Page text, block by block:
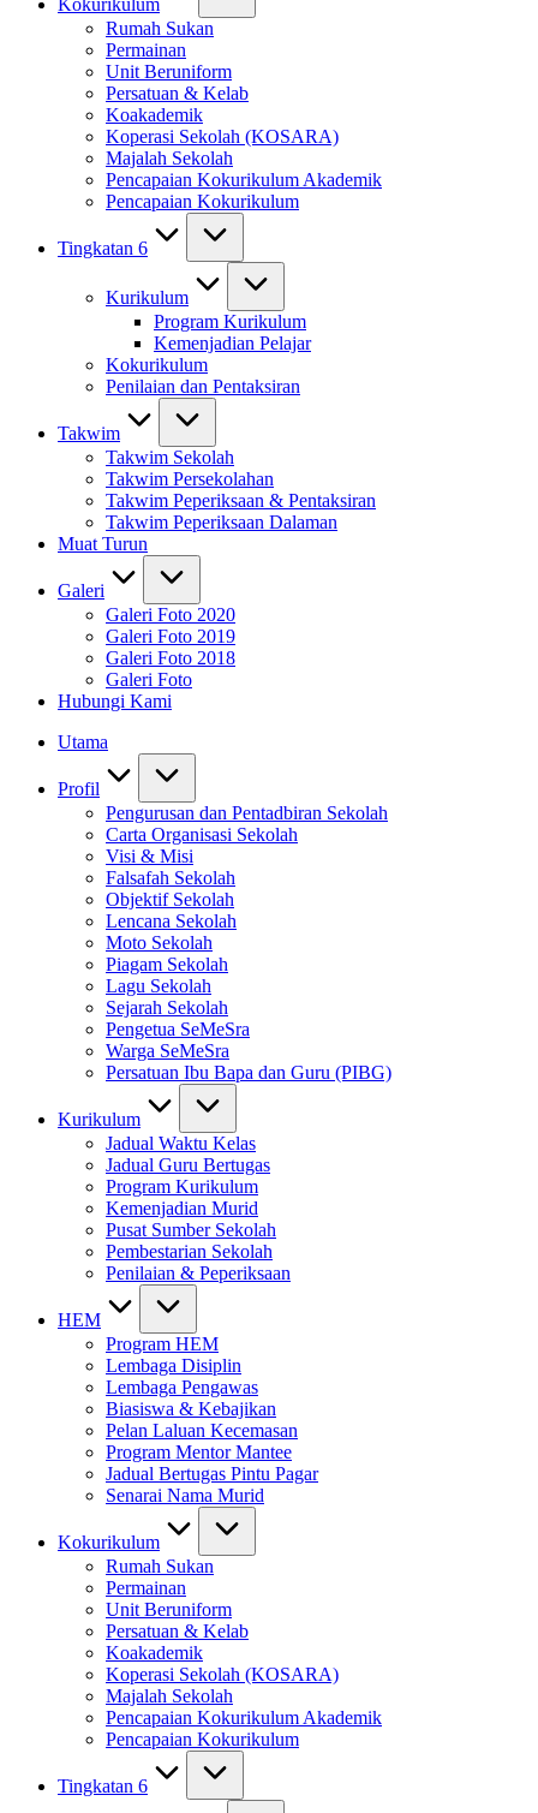
Kokurikulum
Rumah Sukan
Permainan
Unit Beruniform
Persatuan & Kelab
Koakademik
Koperasi Sekolah (KOSARA)
Majalah Sekolah
Pencapaian Kokurikulum Akademik
Pencapaian Kokurikulum
Tingkatan 6
Kurikulum
Program Kurikulum
Kemenjadian Pelajar
Kokurikulum
Penilaian dan Pentaksiran
Takwim
Takwim Sekolah
Takwim Persekolahan
Takwim Peperiksaan & Pentaksiran
Takwim Peperiksaan Dalaman
Muat Turun
Galeri
Galeri Foto 2020
Galeri Foto 2019
Galeri Foto 2018
Galeri Foto
Hubungi Kami
Utama
Profil
Pengurusan dan Pentadbiran Sekolah
Carta Organisasi Sekolah
Visi & Misi
Falsafah Sekolah
Objektif Sekolah
Lencana Sekolah
Moto Sekolah
Piagam Sekolah
Lagu Sekolah
Sejarah Sekolah
Pengetua SeMeSra
Warga SeMeSra
Persatuan Ibu Bapa dan Guru (PIBG)
Kurikulum
Jadual Waktu Kelas
Jadual Guru Bertugas
Program Kurikulum
Kemenjadian Murid
Pusat Sumber Sekolah
Pembestarian Sekolah
Penilaian & Peperiksaan
HEM
Program HEM
Lembaga Disiplin
Lembaga Pengawas
Biasiswa & Kebajikan
Pelan Laluan Kecemasan
Program Mentor Mantee
Jadual Bertugas Pintu Pagar
Senarai Nama Murid
Kokurikulum
Rumah Sukan
Permainan
Unit Beruniform
Persatuan & Kelab
Koakademik
Koperasi Sekolah (KOSARA)
Majalah Sekolah
Pencapaian Kokurikulum Akademik
Pencapaian Kokurikulum
Tingkatan 6